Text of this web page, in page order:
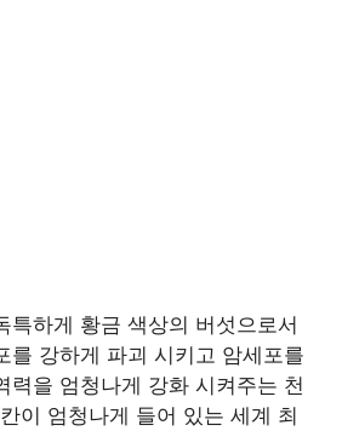
특하게 황금 색상의 버섯으로서
를 강하게 파괴 시키고 암세포를
력을 엄청나게 강화 시켜주는 천
이 엄청나게 들어 있는 세계 최